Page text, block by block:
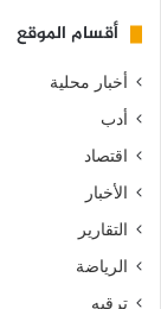
أقسام الموقع
أخبار محلية
أدب
اقتصاد
الأخبار
التقارير
الرياضة
ترقيه